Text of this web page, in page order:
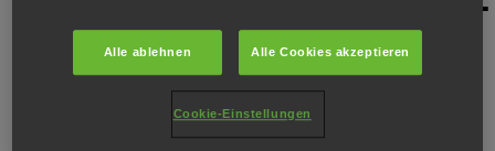
UND GARTENGERÄTE
Wr. Neustädter Straße 65,Sollenau,2601
Alle ablehnen Alle Cookies akzeptieren
Cookie-Einstellungen